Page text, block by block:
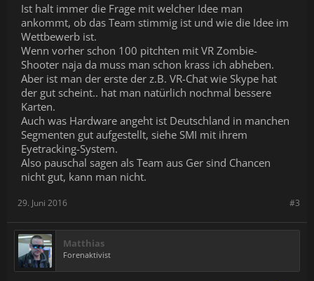
Ist halt immer die Frage mit welcher Idee man
ankommt, ob das Team stimmig ist und wie die Idee im
Wettbewerb ist.
Wenn vorher schon 100 pitchten mit VR Zombie-
Shooter naja da muss man schon krass ich abheben.
Aber ist man der erste der z.B. VR-Chat wie Skype hat
der gut scheint.. hat man natürlich nochmal bessere
Karten.
Auch was Hardware angeht ist Deutschland in manchen
Segmenten gut aufgestellt, siehe SMI mit ihrem
Eyetracking-System.
Also pauschal sagen als Team aus Ger sind Chancen
nicht gut, kann man nicht.
#3
29. Juni 2016
Matthias
Forenaktivist